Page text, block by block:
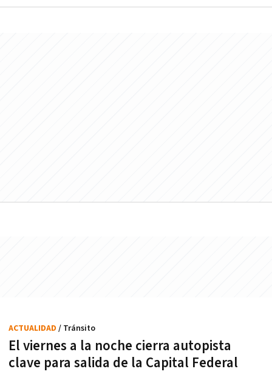
El viernes a la noche cierra autopista
clave para salida de la Capital Federal
ACTUALIDAD / Tránsito